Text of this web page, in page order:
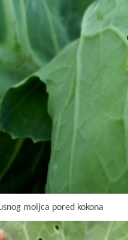
moljca pored kokona